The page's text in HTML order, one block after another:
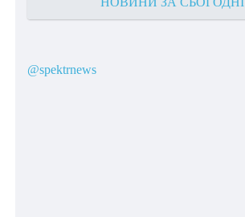
@spektrnews